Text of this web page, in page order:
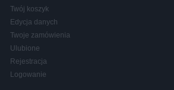
Twój koszyk
Edycja danych
Twoje zamówienia
Ulubione
Rejestracja
Logowanie